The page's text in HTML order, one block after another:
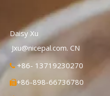
Daisy Xu
Jxu@nicepal.com. CN
 +86- 13719230270
+86-898-66736780